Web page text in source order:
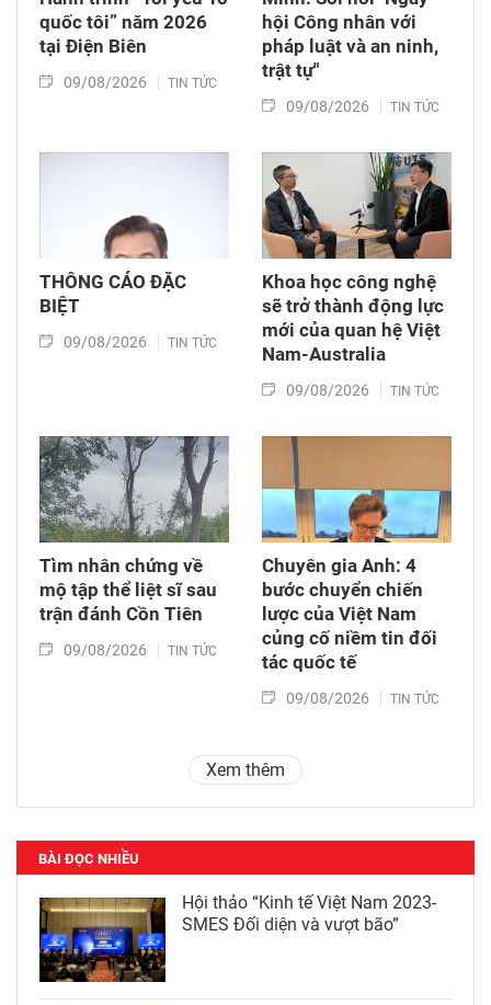
quốc tôi” năm 2026
tại Điện Biên
09/08/2026 TIN TỨC
hội Công nhân với
pháp luật và an ninh,
trật tự"
09/08/2026 TIN TỨC
THÔNG CÁO ĐẶC
BIỆT
09/08/2026 TIN TỨC
Khoa học công nghệ
sẽ trở thành động lực
mới của quan hệ Việt
Nam-Australia
09/08/2026 TIN TỨC
Tìm nhân chứng về
mộ tập thể liệt sĩ sau
trận đánh Cồn Tiên
09/08/2026 TIN TỨC
Chuyên gia Anh: 4
bước chuyển chiến
lược của Việt Nam
củng cố niềm tin đối
tác quốc tế
09/08/2026 TIN TỨC
Xem thêm
BÀI ĐỌC NHIỀU
Hội thảo “Kinh tế Việt Nam 2023-
SMES Đối diện và vượt bão”